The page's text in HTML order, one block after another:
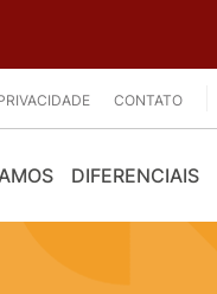
CONTATO
DIFERENCIAIS